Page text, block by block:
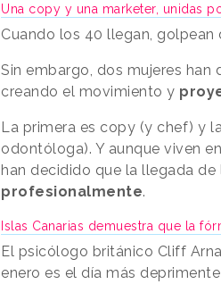
Una copy y una marketer, unidas
Cuando los 40 llegan, golpean
Sin embargo, dos mujeres
creando el movimiento y
La primera es copy (y chef) y
odontóloga). Y aunque viven
han decidido que la llegada
profesionalmente.
Islas Canarias demuestra que la
El psicólogo británico Cliff
enero es el día más